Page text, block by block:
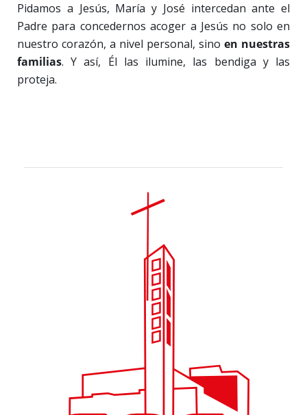
Pidamos a Jesús, María y José intercedan ante el
Padre para concedernos acoger a Jesús no solo en
nuestro corazón, a nivel personal, sino en nuestras
familias. Y así, Él las ilumine, las bendiga y las
proteja.